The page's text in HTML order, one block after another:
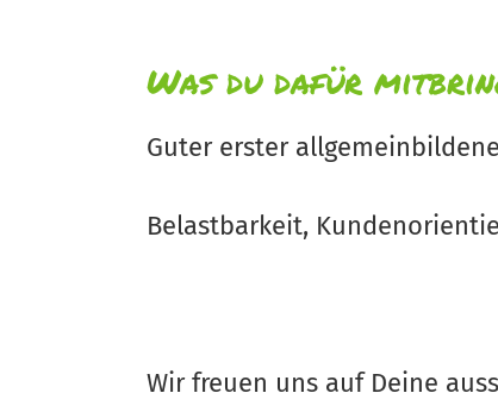
Was du dafür
Guter erster
Belastbarkeit,
Wir freuen uns auf Deine